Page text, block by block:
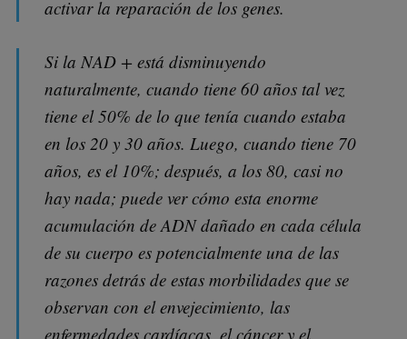
activar la reparación de los genes.
Si la NAD + está disminuyendo
naturalmente, cuando tiene 60 años tal vez
tiene el 50% de lo que tenía cuando estaba
en los 20 y 30 años. Luego, cuando tiene 70
años, es el 10%; después, a los 80, casi no
hay nada; puede ver cómo esta enorme
acumulación de ADN dañado en cada célula
de su cuerpo es potencialmente una de las
razones detrás de estas morbilidades que se
observan con el envejecimiento, las
enfermedades cardíacas, el cáncer y el